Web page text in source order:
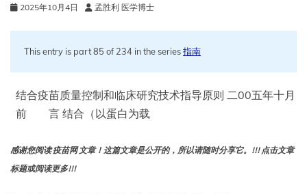
2025年10月4日 孟胜利 医学博士
This entry is part 85 of 234 in the series指南
结合疫苗质量控制和临床研究技术指导原则 二00五年十月
前 言 结合（以蛋白为载
感谢您阅读 疫苗网 文章！这篇文章是公开的，所以请随时分享它。!!! 点击文章
标题或阅读更多!!!